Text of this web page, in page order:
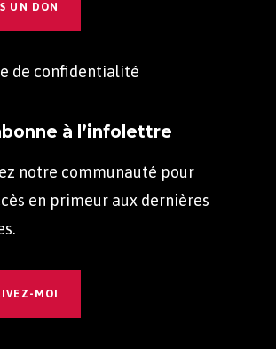
UN DON
de confidentialité
à l’infolettre
notre communauté pour
en primeur aux dernières
MOI